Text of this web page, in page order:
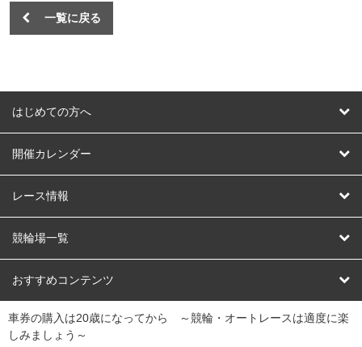
一覧に戻る
はじめての方へ
はじめての方へ
開催カレンダー
競輪
オートレース
競輪くじ
Dokanto!
レース情報
レース予想
レース結果
キャリーオーバー一覧
競輪場一覧
北日本 函館競輪場
関
東
弥彦競輪場 前橋競輪場 取手競輪場 宇都宮競輪場
おすすめコンテンツ
競輪選手情報
車券の購入は20歳になってから ～競輪・オートレースは適度に楽
しみましょう～